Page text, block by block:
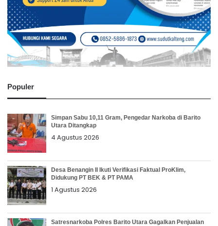
Populer
Simpan Sabu 10,11 Gram, Pengedar Narkoba di Barito
Utara Ditangkap
4 Agustus 2026
Desa Benangin II Ikuti Verifikasi Faktual ProKlim,
Didukung PT BEK & PT PAMA
1 Agustus 2026
Satresnarkoba Polres Barito Utara Gagalkan Penjualan